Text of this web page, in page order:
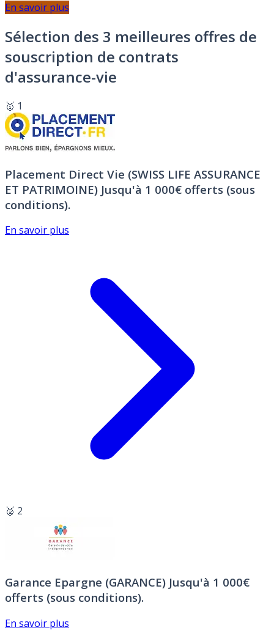
En savoir plus
Sélection des 3 meilleures offres de
souscription de contrats
d'assurance-vie
🥇 1
Placement Direct Vie (SWISS LIFE ASSURANCE
ET PATRIMOINE) Jusqu'à 1 000€ offerts (sous
conditions).
En savoir plus
🥈 2
Garance Epargne (GARANCE) Jusqu'à 1 000€
offerts (sous conditions).
En savoir plus